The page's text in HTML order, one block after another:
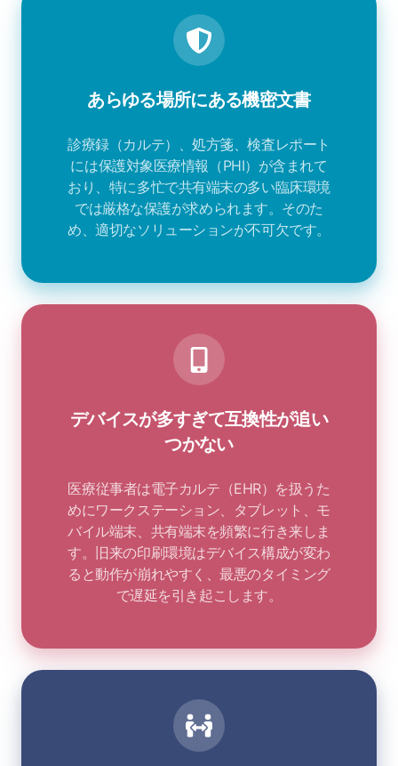
あらゆる場所にある機密文書
診療録（カルテ）、処方箋、検査レポート
には保護対象医療情報（PHI）が含まれて
おり、特に多忙で共有端末の多い臨床環境
では厳格な保護が求められます。そのた
め、適切なソリューションが不可欠です。
デバイスが多すぎて互換性が追い
つかない
医療従事者は電子カルテ（EHR）を扱うた
めにワークステーション、タブレット、モ
バイル端末、共有端末を頻繁に行き来しま
す。旧来の印刷環境はデバイス構成が変わ
ると動作が崩れやすく、最悪のタイミング
で遅延を引き起こします。